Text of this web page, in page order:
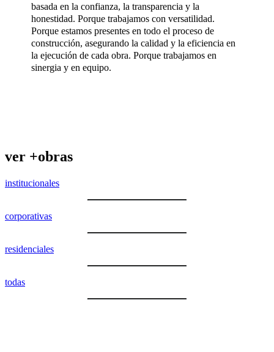
basada en la confianza, la transparencia y la
honestidad. Porque trabajamos con versatilidad.
Porque estamos presentes en todo el proceso de
construcción, asegurando la calidad y la eficiencia en
la ejecución de cada obra. Porque trabajamos en
sinergia y en equipo.
ver +obras
institucionales
corporativas
residenciales
todas